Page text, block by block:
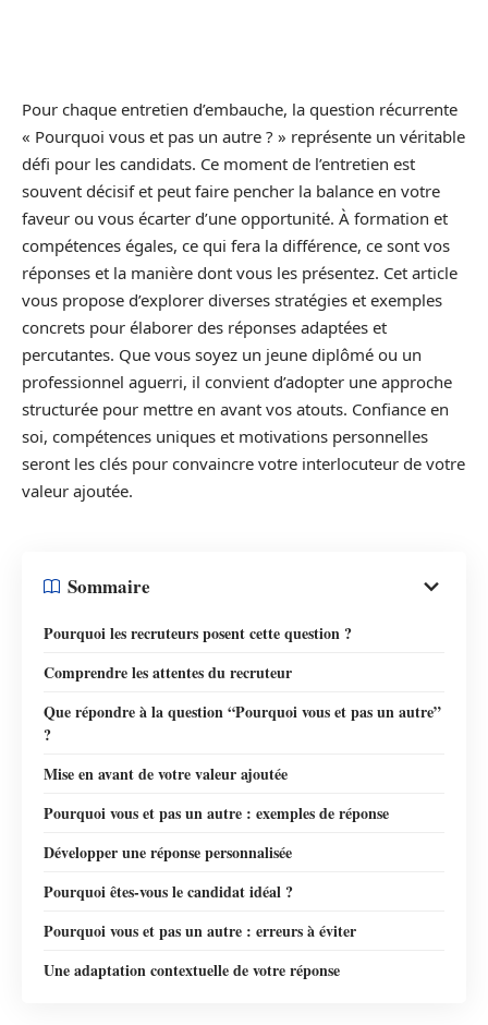
Pour chaque entretien d’embauche, la question récurrente
« Pourquoi vous et pas un autre ? » représente un véritable
défi pour les candidats. Ce moment de l’entretien est
souvent décisif et peut faire pencher la balance en votre
faveur ou vous écarter d’une opportunité. À formation et
compétences égales, ce qui fera la différence, ce sont vos
réponses et la manière dont vous les présentez. Cet article
vous propose d’explorer diverses stratégies et exemples
concrets pour élaborer des réponses adaptées et
percutantes. Que vous soyez un jeune diplômé ou un
professionnel aguerri, il convient d’adopter une approche
structurée pour mettre en avant vos atouts. Confiance en
soi, compétences uniques et motivations personnelles
seront les clés pour convaincre votre interlocuteur de votre
valeur ajoutée.
Sommaire
Pourquoi les recruteurs posent cette question ?
Comprendre les attentes du recruteur
Que répondre à la question “Pourquoi vous et pas un autre”
?
Mise en avant de votre valeur ajoutée
Pourquoi vous et pas un autre : exemples de réponse
Développer une réponse personnalisée
Pourquoi êtes-vous le candidat idéal ?
Pourquoi vous et pas un autre : erreurs à éviter
Une adaptation contextuelle de votre réponse